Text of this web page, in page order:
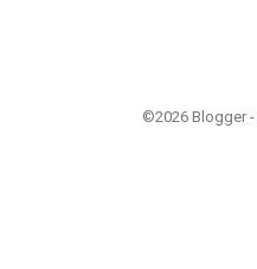
©2026 Blogger -